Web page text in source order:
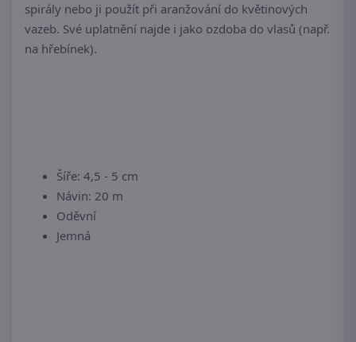
spirály nebo ji použít při aranžování do květinových
vazeb. Své uplatnění najde i jako ozdoba do vlasů (např.
na hřebínek).
Šíře: 4,5 - 5 cm
Návin: 20 m
Oděvní
Jemná